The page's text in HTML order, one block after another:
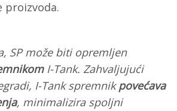
proizvoda.
SP može biti opremljen
I-Tank. Zahvaljujući
I-Tankspremnikpovećava
, minimalizira spoljni